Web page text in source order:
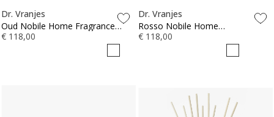
Dr. Vranjes
Oud Nobile Home Fragrance
Sticks 500ml
€ 118,00
Dr. Vranjes
Rosso Nobile Home
Fragrance Sticks 500ml
€ 118,00